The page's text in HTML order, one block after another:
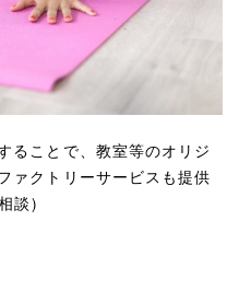
ることで、教室等のオリジ
ァクトリーサービスも提供
談)